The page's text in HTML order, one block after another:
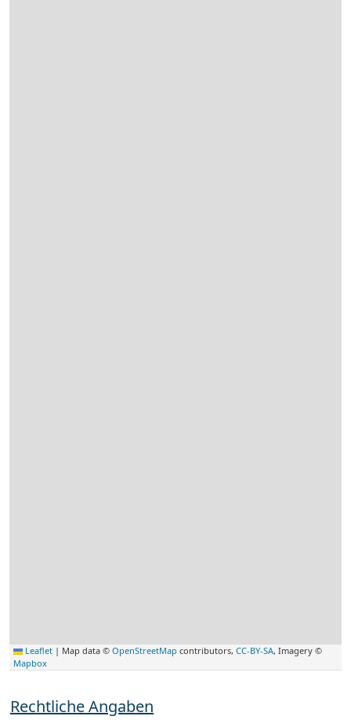
Leaflet | Map data © OpenStreetMap contributors, CC-BY-SA, Imagery ©
Mapbox
Rechtliche Angaben